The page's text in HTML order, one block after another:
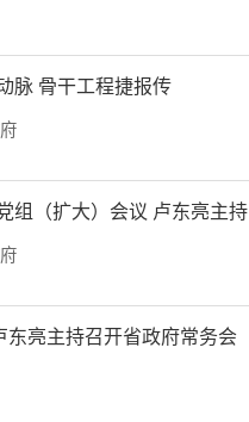
脉 骨干工程捷报传
组（扩大）会议 卢东亮主持
东亮主持召开省政府常务会